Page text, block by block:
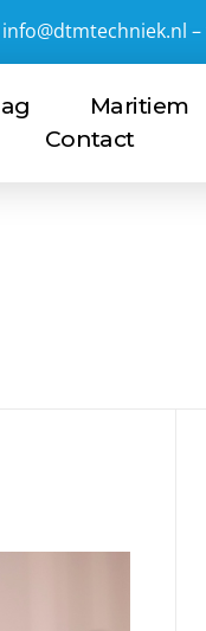
info@dtmtechniek.nl –
Maritiem
Contact